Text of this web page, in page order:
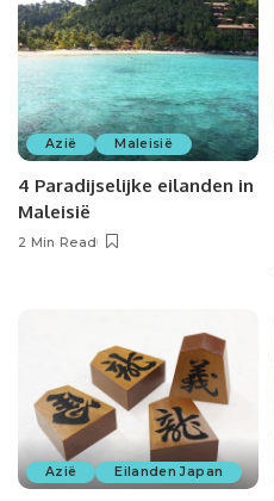
Azië Maleisië
4 Paradijselijke eilanden in
Maleisië
2 Min Read
Azië Eilanden Japan